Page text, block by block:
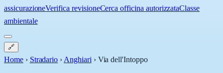
assicurazioneVerifica revisioneCerca officina autorizzataClasse
ambientale
🔗
Home › Stradario › Anghiari › Via dell'Intoppo